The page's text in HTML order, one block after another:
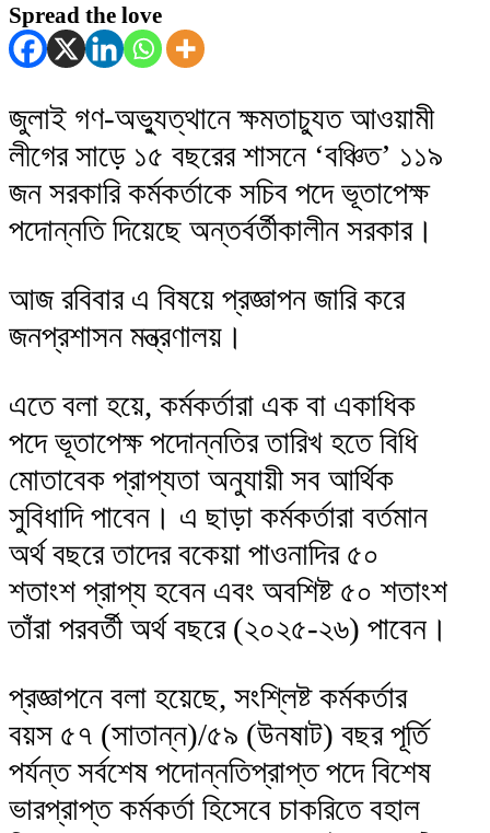
Spread the love
জুলাই গণ-অভ্যুত্থানে ক্ষমতাচ্যুত আওয়ামী
লীগের সাড়ে ১৫ বছরের শাসনে ‘বঞ্চিত’ ১১৯
জন সরকারি কর্মকর্তাকে সচিব পদে ভূতাপেক্ষ
পদোন্নতি দিয়েছে অন্তর্বর্তীকালীন সরকার।
আজ রবিবার এ বিষয়ে প্রজ্ঞাপন জারি করে
জনপ্রশাসন মন্ত্রণালয়।
এতে বলা হয়ে, কর্মকর্তারা এক বা একাধিক
পদে ভূতাপেক্ষ পদোন্নতির তারিখ হতে বিধি
মোতাবেক প্রাপ্যতা অনুযায়ী সব আর্থিক
সুবিধাদি পাবেন। এ ছাড়া কর্মকর্তারা বর্তমান
অর্থ বছরে তাদের বকেয়া পাওনাদির ৫০
শতাংশ প্রাপ্য হবেন এবং অবশিষ্ট ৫০ শতাংশ
তাঁরা পরবর্তী অর্থ বছরে (২০২৫-২৬) পাবেন।
প্রজ্ঞাপনে বলা হয়েছে, সংশ্লিষ্ট কর্মকর্তার
বয়স ৫৭ (সাতান্ন)/৫৯ (উনষাট) বছর পূর্তি
পর্যন্ত সর্বশেষ পদোন্নতিপ্রাপ্ত পদে বিশেষ
ভারপ্রাপ্ত কর্মকর্তা হিসেবে চাকরিতে বহাল